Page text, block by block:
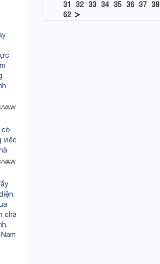
VAW
có
việc
VAW
cha
31
32 33 34 35 36 37 38
62